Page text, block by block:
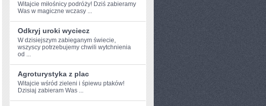
Witajcie miłośnicy ‍podróży! Dziś zabieramy
Was ⁢w magiczne wczasy ...
Odkryj uroki wyciecz
W dzisiejszym ​zabieganym świecie,
wszyscy potrzebujemy chwili wytchnienia
⁣od ...
Agroturystyka z plac
Witajcie wśród zieleni i śpiewu ptaków!
Dzisiaj zabieram Was ...